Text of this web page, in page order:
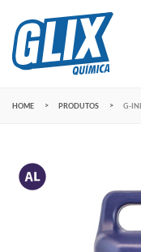
HOME PRODUTOS G-